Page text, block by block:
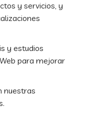
y servicios, y
y estudios
para mejorar
nuestras